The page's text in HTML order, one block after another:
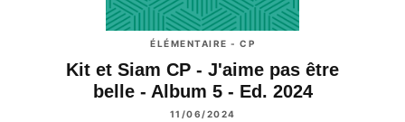
ÉLÉMENTAIRE - CP
Kit et Siam CP - J'aime pas être
belle - Album 5 - Ed. 2024
11/06/2024